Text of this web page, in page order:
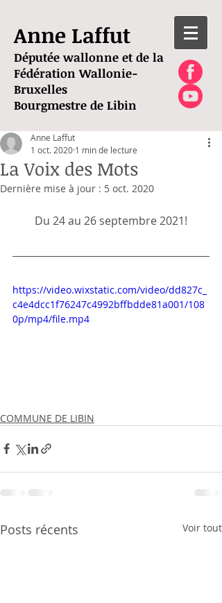
Anne Laffut
Députée wallonne et de la
Fédération Wallonie-
Bruxelles
Bourgmestre de Libin
La Voix des Mots
Anne Laffut
1 oct. 2020 1 min de lecture
Dernière mise à jour : 5 oct. 2020
Du 24 au 26 septembre 2021!
https://video.wixstatic.com/video/dd827c_
c4e4dcc1f76247c4992bffbdde81a001/108
0p/mp4/file.mp4
COMMUNE DE LIBIN
Posts récents Voir tout